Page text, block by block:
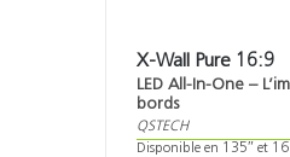
X-Wall Pure 16:9
LED All-In-One –
bords
QSTECH
Disponible en 135″ et